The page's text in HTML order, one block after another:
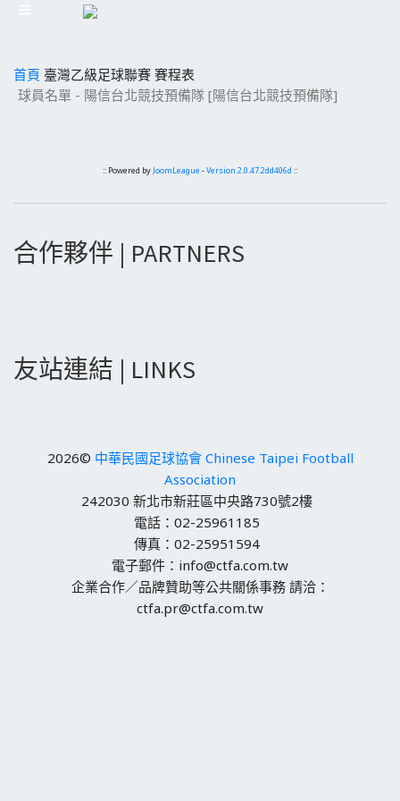
首頁 臺灣乙級足球聯賽 賽程表
球員名單 - 陽信台北競技預備隊 [陽信台北競技預備隊]
:: Powered by JoomLeague -Version 2.0.47.2dd406d ::
合作夥伴 | PARTNERS
友站連結 | LINKS
2026© 中華民國足球協會 Chinese Taipei Football
Association
242030 新北市新莊區中央路730號2樓
電話：02-25961185
傳真：02-25951594
電子郵件：info@ctfa.com.tw
企業合作／品牌贊助等公共關係事務 請洽：
ctfa.pr@ctfa.com.tw